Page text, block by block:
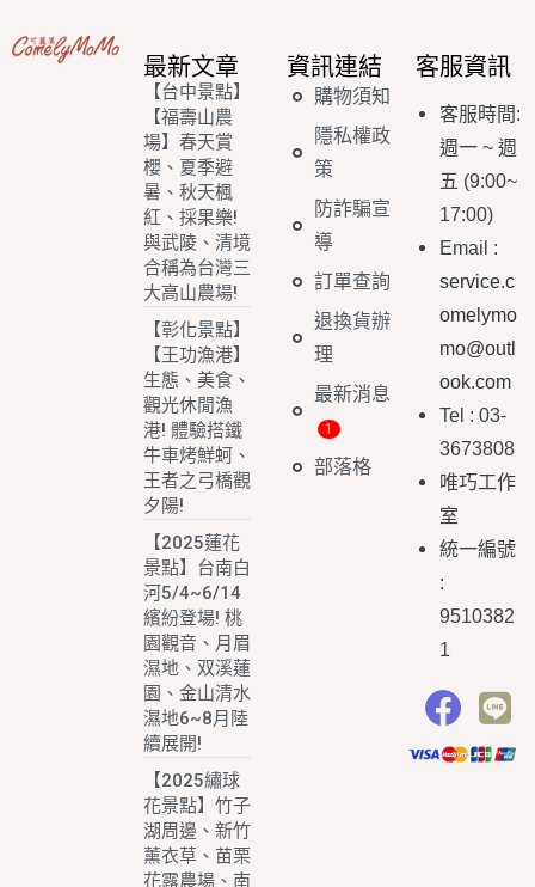
最新文章
【台中景點】
【福壽山農
場】春天賞
櫻、夏季避
暑、秋天楓
紅、採果樂!
與武陵、清境
合稱為台灣三
大高山農場!
【彰化景點】
【王功漁港】
生態、美食、
觀光休閒漁
港! 體驗搭鐵
牛車烤鮮蚵、
王者之弓橋觀
夕陽!
【2025蓮花
景點】台南白
河5/4~6/14
繽紛登場! 桃
園觀音、月眉
濕地、双溪蓮
園、金山清水
濕地6~8月陸
續展開!
【2025繡球
花景點】竹子
湖周邊、新竹
薰衣草、苗栗
花露農場、南
資訊連結
購物須知
隱私權政
策
防詐騙宣
導
訂單查詢
退換貨辦
理
最新消息
部落格
客服資訊
客服時間:
週一 ~ 週
五 (9:00~
17:00)
Email :
service.c
omelymo
mo@outl
ook.com
Tel : 03-
3673808
唯巧工作
室
統一編號
:
9510382
1